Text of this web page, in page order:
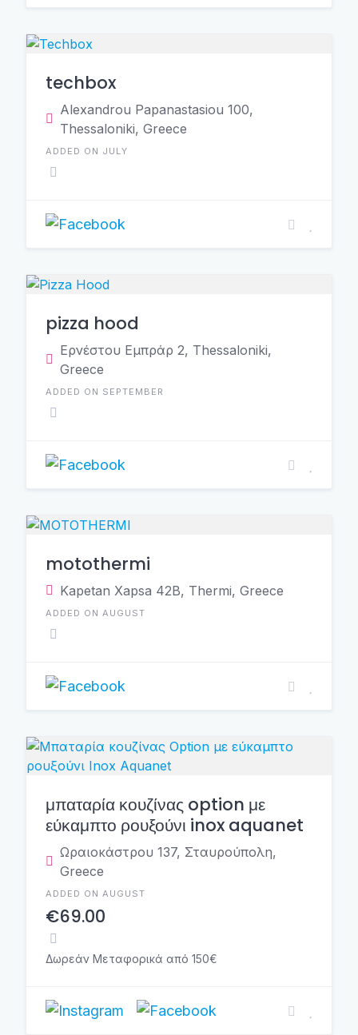
techbox
Alexandrou Papanastasiou 100,
Thessaloniki, Greece
ADDED ON JULY
pizza hood
Ερνέστου Εμπράρ 2, Thessaloniki,
Greece
ADDED ON SEPTEMBER
motothermi
Κapetan Χapsa 42B, Thermi, Greece
ADDED ON AUGUST
μπαταρία κουζίνας option με
εύκαμπτο ρουξούνι inox aquanet
Ωραιοκάστρου 137, Σταυρούπολη,
Greece
ADDED ON AUGUST
€69.00
Δωρεάν Μεταφορικά από 150€